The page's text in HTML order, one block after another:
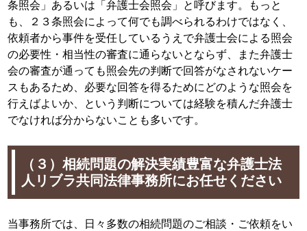
条照会」あるいは「弁護士会照会」と呼びます。もっと
も、２３条照会によって何でも調べられるわけではなく、
依頼者から事件を受任しているうえで弁護士会による照会
の必要性・相当性の審査に通らないとならず、また弁護士
会の審査が通っても照会先の判断で回答がなされないケー
スもあるため、必要な回答を得るためにどのような照会を
行えばよいか、という判断については経験を積んだ弁護士
でなければ分からないことも多いです。
（３）相続問題の解決実績豊富な弁護士法
人リブラ共同法律事務所にお任せください
当事務所では、日々多数の相続問題のご相談・ご依頼をい